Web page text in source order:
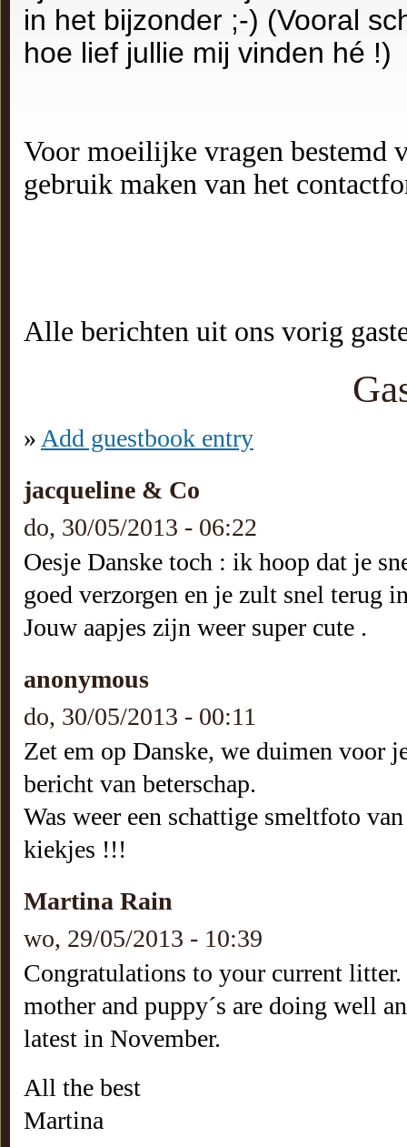
in het bijzonder ;-) (Vooral
hoe lief jullie mij vinden hé !)
Voor moeilijke vragen bestemd
gebruik maken van het
Alle berichten uit ons vorig
» Add guestbook entry
jacqueline & Co
do, 30/05/2013 - 06:22
Oesje Danske toch : ik hoop dat je
goed verzorgen en je zult snel terug
Jouw aapjes zijn weer super cute .
anonymous
do, 30/05/2013 - 00:11
Zet em op Danske, we duimen voor
bericht van beterschap.
Was weer een schattige smeltfoto
kiekjes !!!
Martina Rain
wo, 29/05/2013 - 10:39
Congratulations to your current
mother and puppy´s are doing well
latest in November.
All the best
Martina